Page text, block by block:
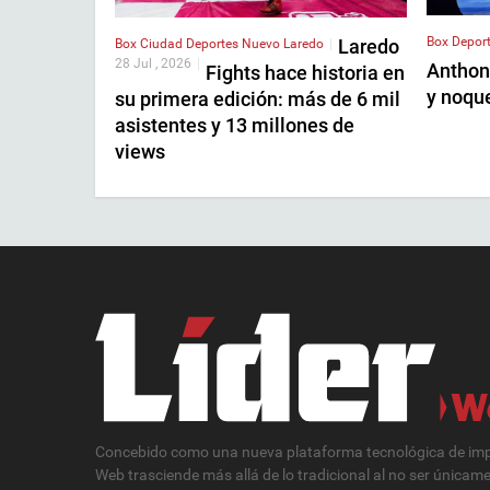
Box Ciudad Deportes Nuevo Laredo
28 Jul , 2026
Laredo
Fights hace historia en
su primera edición: más de 6 mil
asistentes y 13 millones de
views
Box
y
Concebido como una nueva plataforma tecnológica de
Web trasciende más allá de lo tradicional al no ser